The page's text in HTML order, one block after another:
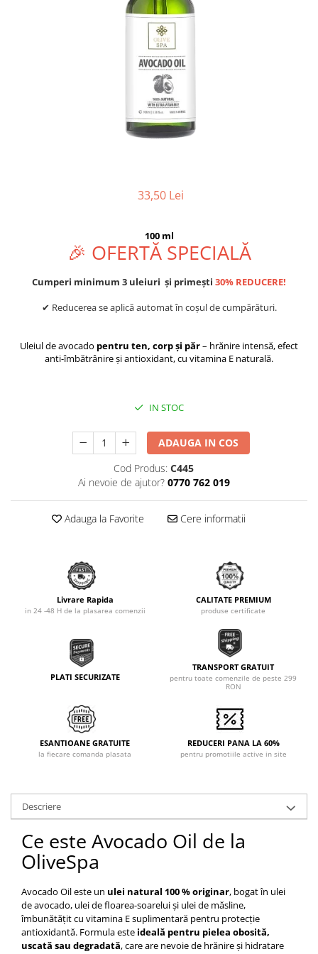
33,50 Lei
100 ml
🎉 OFERTĂ SPECIALĂ
Cumperi minimum 3 uleiuri și primești 30% REDUCERE!
✔ Reducerea se aplică automat în coșul de cumpărături.
Uleiul de avocado pentru ten, corp și păr– hrănire intensă, efect
anti-îmbătrânire și antioxidant, cu vitamina E naturală.
IN STOC
ADAUGA IN COS
Cod Produs: C445
Ai nevoie de ajutor? 0770 762 019
Adauga la Favorite Cere informatii
Livrare Rapida
in 24 -48 H de la plasarea comenzii
CALITATE PREMIUM
produse certificate
PLATI SECURIZATE
TRANSPORT GRATUIT
pentru toate comenzile de peste 299
RON
ESANTIOANE GRATUITE
la fiecare comanda plasata
REDUCERI PANA LA 60%
pentru promotiile active in site
Descriere
Ce este Avocado Oil de la
OliveSpa
Avocado Oil este un ulei natural 100 % originar, bogat în ulei
de avocado, ulei de floarea-soarelui și ulei de măsline,
îmbunătățit cu vitamina E suplimentară pentru protecție
antioxidantă. Formula este ideală pentru pielea obosită,
uscată sau degradată, care are nevoie de hrănire și hidratare